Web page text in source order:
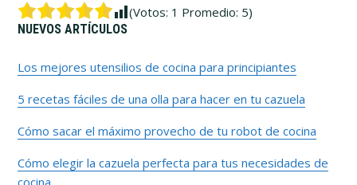
(Votos: 1 Promedio: 5)
Barra
lateral
primaria
NUEVOS ARTÍCULOS
Los mejores utensilios de cocina para principiantes
5 recetas fáciles de una olla para hacer en tu cazuela
Cómo sacar el máximo provecho de tu robot de cocina
Cómo elegir la cazuela perfecta para tus necesidades de
cocina